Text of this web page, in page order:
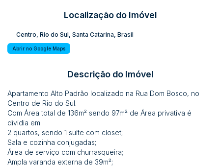
Localização do Imóvel
Centro, Rio do Sul, Santa Catarina, Brasil
Abrir no Google Maps
Descrição do Imóvel
Apartamento Alto Padrão localizado na Rua Dom Bosco, no
Centro de Rio do Sul.
Com Área total de 136m² sendo 97m² de Área privativa é
dividia em:
2 quartos, sendo 1 suíte com closet;
Sala e cozinha conjugadas;
Área de serviço com churrasqueira;
Ampla varanda externa de 39m²;